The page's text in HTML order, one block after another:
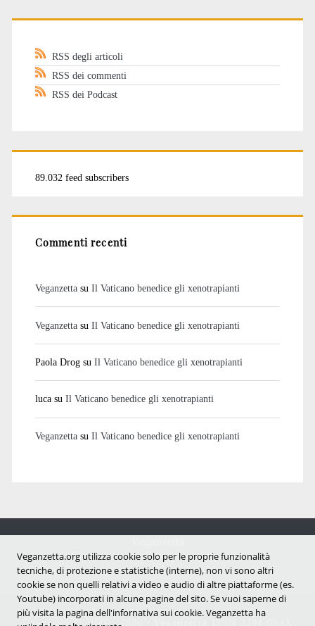
RSS degli articoli
RSS dei commenti
RSS dei Podcast
89.032 feed subscribers
Commenti recenti
Veganzettasu Il Vaticano benedice gli xenotrapianti
Veganzettasu Il Vaticano benedice gli xenotrapianti
Paola Drogsu Il Vaticano benedice gli xenotrapianti
lucasu Il Vaticano benedice gli xenotrapianti
Veganzettasu Il Vaticano benedice gli xenotrapianti
Notizie dal mondo vegan e antispecista
Copyright © 2007 - 2026 |
Veganzetta.org utilizza cookie solo per le proprie funzionalità
tecniche, di protezione e statistiche (interne), non vi sono altri
cookie se non quelli relativi a video e audio di altre piattaforme (es.
Youtube) incorporati in alcune pagine del sito. Se vuoi saperne di
più visita la pagina dell'infornativa sui cookie. Veganzetta ha